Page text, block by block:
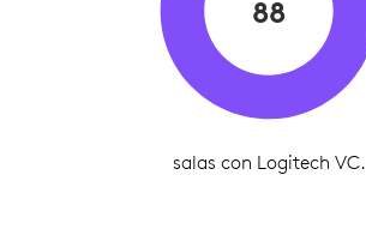
88
salas con Logitech VC.